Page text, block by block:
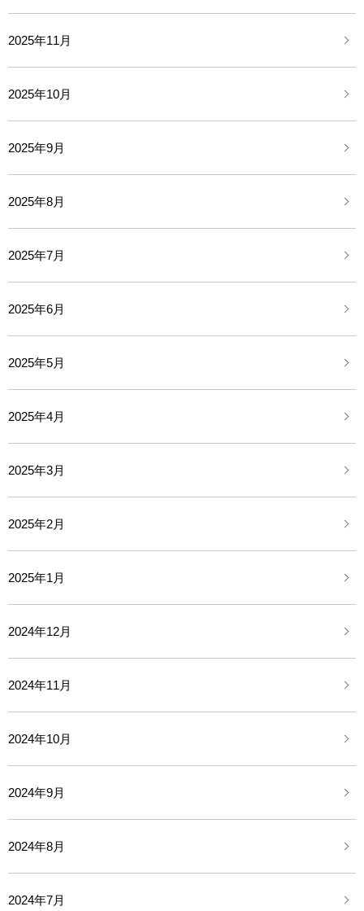
2025年11月
2025年10月
2025年9月
2025年8月
2025年7月
2025年6月
2025年5月
2025年4月
2025年3月
2025年2月
2025年1月
2024年12月
2024年11月
2024年10月
2024年9月
2024年8月
2024年7月